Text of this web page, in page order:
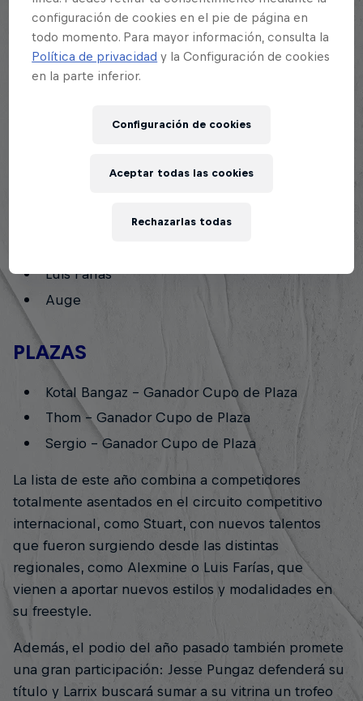
Alexmine
REGIONAL BUENOS AIRES
Luis Farías
Auge
PLAZAS
Kotal Bangaz - Ganador Cupo de Plaza
Thom - Ganador Cupo de Plaza
Sergio - Ganador Cupo de Plaza
La lista de este año combina a competidores
totalmente asentados en el circuito competitivo
internacional, como Stuart, con nuevos talentos
que fueron surgiendo desde las distintas
regionales, como Alexmine o Luis Farías, que
vienen a aportar nuevos estilos y modalidades en
su freestyle.
Además, el podio del año pasado también promete
una gran participación: Jesse Pungaz defenderá su
título y Larrix buscará sumar a su vitrina un trofeo
configuración de cookies en el pie de página en
todo momento. Para mayor información, consulta la
Política de privacidad y la Configuración de cookies
en la parte inferior.
Configuración de cookies
Rechazarlas todas
Aceptar todas las cookies